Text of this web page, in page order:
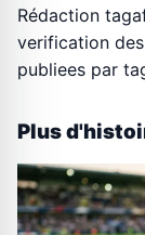
Rédaction
verification
publiees par
Plus